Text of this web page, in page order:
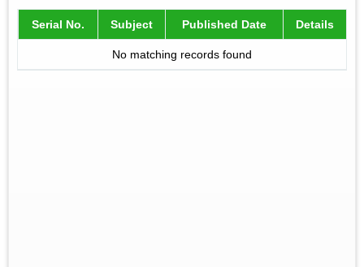
Serial No. Subject Published Date Details
No matching records found